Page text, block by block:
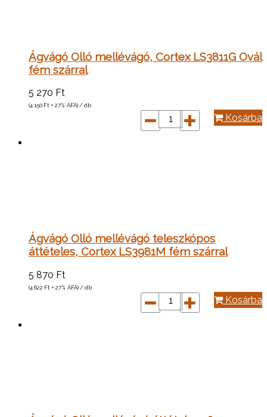
Ágvágó Olló mellévágó, Cortex LS3811G Ovál
fém szárral
5 270 Ft
(4 150 Ft + 27% ÁFA) / db
Kosárba
Ágvágó Olló mellévágó teleszkópos
áttételes, Cortex LS3981M fém szárral
5 870 Ft
(4 622 Ft + 27% ÁFA) / db
Kosárba